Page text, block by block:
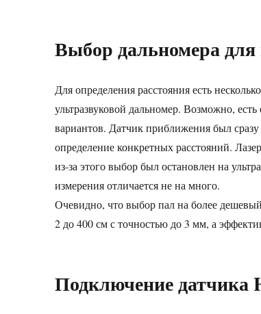
Выбор дальномера
Для определения расстояния есть
ультразвуковой дальномер. Возможно,
вариантов. Датчик приближения был сразу
определение конкретных расстояний.
из-за этого выбор был остановлен на
измерения отличается не на много.
Очевидно, что выбор пал на более
2 до 400 см с точностью до 3 мм, а
Подключение датчика